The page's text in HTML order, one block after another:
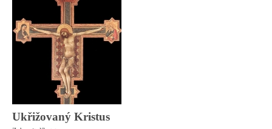
Ukřižovaný Kristus